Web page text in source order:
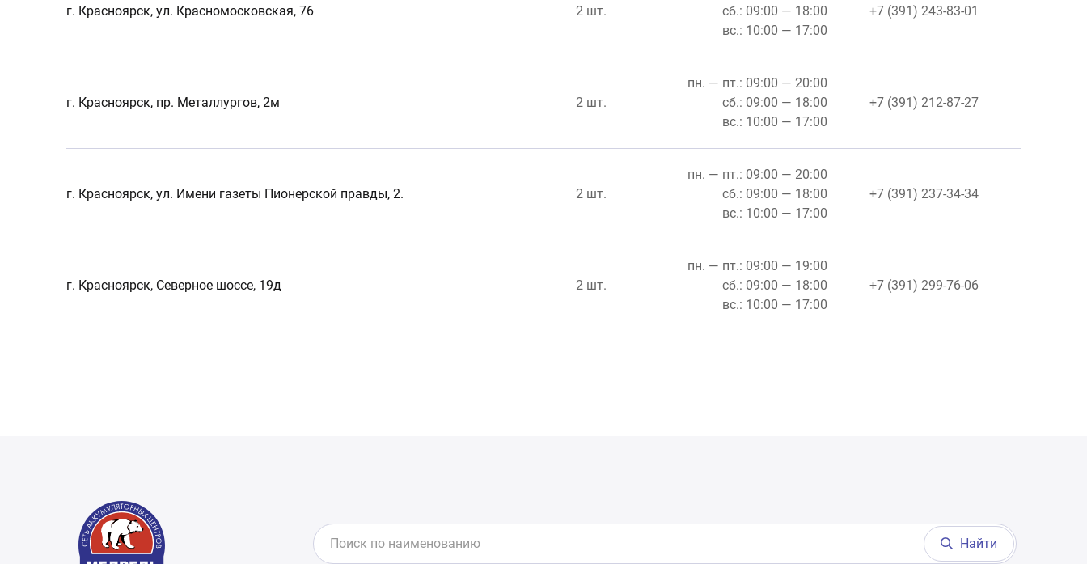
г. Красноярск, ул. Красномосковская, 76 2 шт.
сб.: 09:00 — 18:00
вс.: 10:00 — 17:00
+7 (391) 243-83-01
г. Красноярск, пр. Металлургов, 2м 2 шт.
пн. — пт.: 09:00 — 20:00
сб.: 09:00 — 18:00
вс.: 10:00 — 17:00
+7 (391) 212-87-27
г. Красноярск, ул. Имени газеты Пионерской правды, 2. 2 шт.
пн. — пт.: 09:00 — 20:00
сб.: 09:00 — 18:00
вс.: 10:00 — 17:00
+7 (391) 237-34-34
г. Красноярск, Северное шоссе, 19д 2 шт.
пн. — пт.: 09:00 — 19:00
сб.: 09:00 — 18:00
вс.: 10:00 — 17:00
+7 (391) 299-76-06
Найти